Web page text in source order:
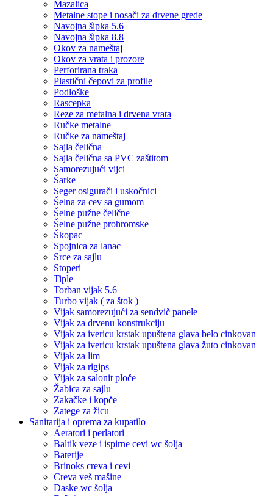
Mazalica
Metalne stope i nosači za drvene grede
Navojna šipka 5.6
Navojna šipka 8.8
Okov za nameštaj
Okov za vrata i prozore
Perforirana traka
Plastični čepovi za profile
Podloške
Rascepka
Reze za metalna i drvena vrata
Ručke metalne
Ručke za nameštaj
Sajla čelična
Sajla čelična sa PVC zaštitom
Samorezujući vijci
Šarke
Seger osigurači i uskočnici
Šelna za cev sa gumom
Šelne pužne čelične
Šelne pužne prohromske
Škopac
Spojnica za lanac
Srce za sajlu
Stoperi
Tiple
Torban vijak 5.6
Turbo vijak ( za štok )
Vijak samorezujući za sendvič panele
Vijak za drvenu konstrukciju
Vijak za ivericu krstak upuštena glava belo cinkovan
Vijak za ivericu krstak upuštena glava žuto cinkovan
Vijak za lim
Vijak za rigips
Vijak za salonit ploče
Žabica za sajlu
Zakačke i kopče
Zatege za žicu
Sanitarija i oprema za kupatilo
Aeratori i perlatori
Baltik veze i ispirne cevi wc šolja
Baterije
Brinoks creva i cevi
Creva veš mašine
Daske wc šolja